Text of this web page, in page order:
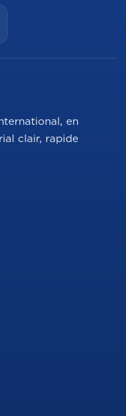
en
clair, rapide